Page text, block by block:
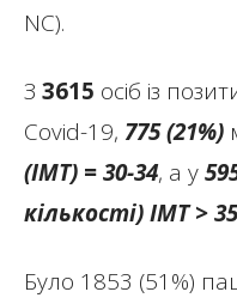
NC).
З 3615 осіб із
Covid-19, 775 (21%)
(ІМТ) = 30-34, а у
кількості) ІМТ >
Було 1853 (51%)